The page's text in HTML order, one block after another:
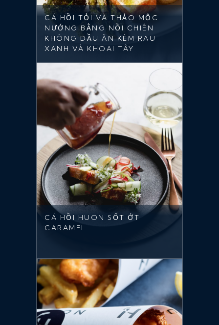
CÁ HỒI TỎI VÀ THẢO MỘC
NƯỚNG BẰNG NỒI CHIÊN
KHÔNG DẦU ĂN KÈM RAU
XANH VÀ KHOAI TÂY
CÁ HỒI HUON SỐT ỚT
CARAMEL